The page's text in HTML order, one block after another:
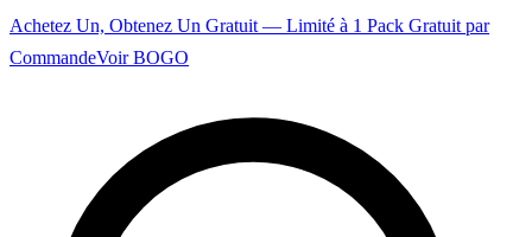
Achetez Un, Obtenez Un Gratuit — Limité à 1 Pack Gratuit par
CommandeVoir BOGO